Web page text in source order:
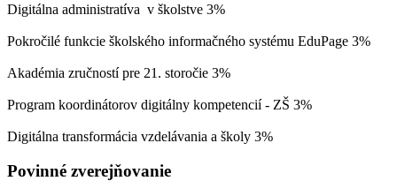
Digitálna administratíva v školstve 3%
Pokročilé funkcie školského informačného systému EduPage 3%
Akadémia zručností pre 21. storočie 3%
Program koordinátorov digitálny kompetencií - ZŠ 3%
Digitálna transformácia vzdelávania a školy 3%
Povinné zverejňovanie